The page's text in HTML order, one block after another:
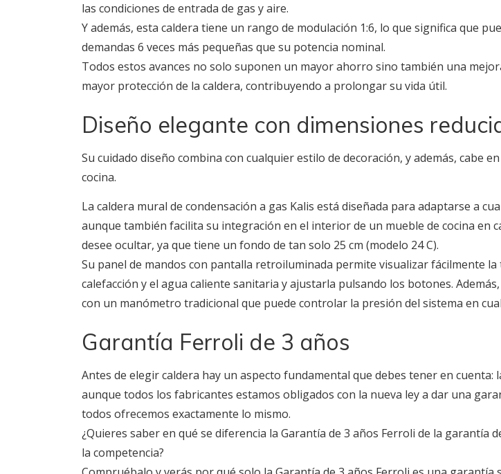
las condiciones de entrada de gas y aire.
Y además, esta caldera tiene un rango de modulación 1:6, lo que significa que
demandas 6 veces más pequeñas que su potencia nominal.
Todos estos avances no solo suponen un mayor ahorro sino también una
mayor protección de la caldera, contribuyendo a prolongar su vida útil.
Diseño elegante con dimensiones
Su cuidado diseño combina con cualquier estilo de decoración, y además, cabe
cocina.
La caldera mural de condensación a gas Kalis está diseñada para adaptarse a
aunque también facilita su integración en el interior de un mueble de cocina en
desee ocultar, ya que tiene un fondo de tan solo 25 cm (modelo 24 C).
Su panel de mandos con pantalla retroiluminada permite visualizar fácilmente
calefacción y el agua caliente sanitaria y ajustarla pulsando los botones.
con un manómetro tradicional que puede controlar la presión del sistema en
Garantía Ferroli de 3 años
Antes de elegir caldera hay un aspecto fundamental que debes tener en cuenta:
aunque todos los fabricantes estamos obligados con la nueva ley a dar una
todos ofrecemos exactamente lo mismo.
¿Quieres saber en qué se diferencia la Garantía de 3 años Ferroli de la garantía
la competencia?